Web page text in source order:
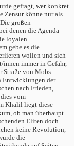
gefragt, wer konkret
Zensur könne nur als
großen
denen die Agenda
loyalen
gebe es die
wollen und sich
innen immer in Gefahr,
Straße von Mobs
Entwicklungen der
nach Frieden,
vom
Khalil liegt diese
ob man überhaupt
Eliten doch
keine Revolution,
die